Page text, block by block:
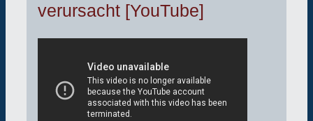
verursacht [YouTube]